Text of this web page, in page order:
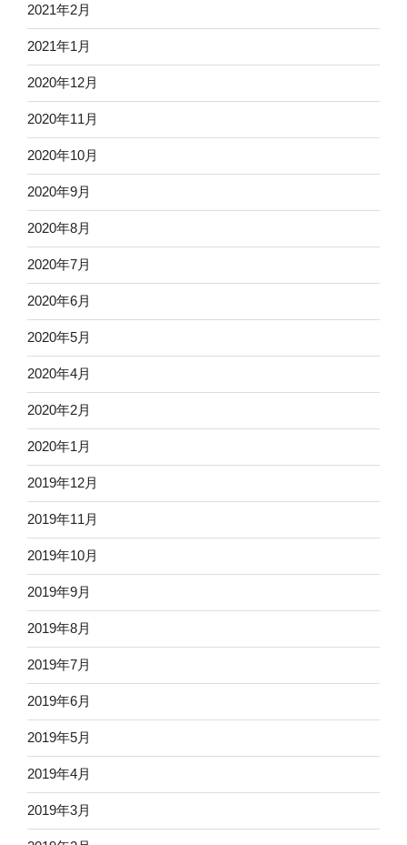
2021年2月
2021年1月
2020年12月
2020年11月
2020年10月
2020年9月
2020年8月
2020年7月
2020年6月
2020年5月
2020年4月
2020年2月
2020年1月
2019年12月
2019年11月
2019年10月
2019年9月
2019年8月
2019年7月
2019年6月
2019年5月
2019年4月
2019年3月